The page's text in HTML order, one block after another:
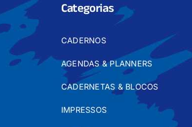
Categorias
CADERNOS
AGENDAS & PLANNERS
CADERNETAS & BLOCOS
IMPRESSOS